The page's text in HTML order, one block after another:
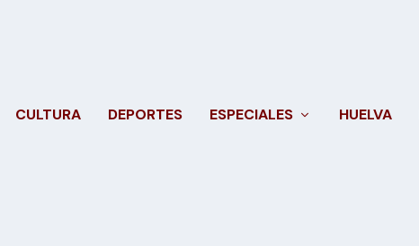
CULTURA DEPORTES ESPECIALES HUELVA